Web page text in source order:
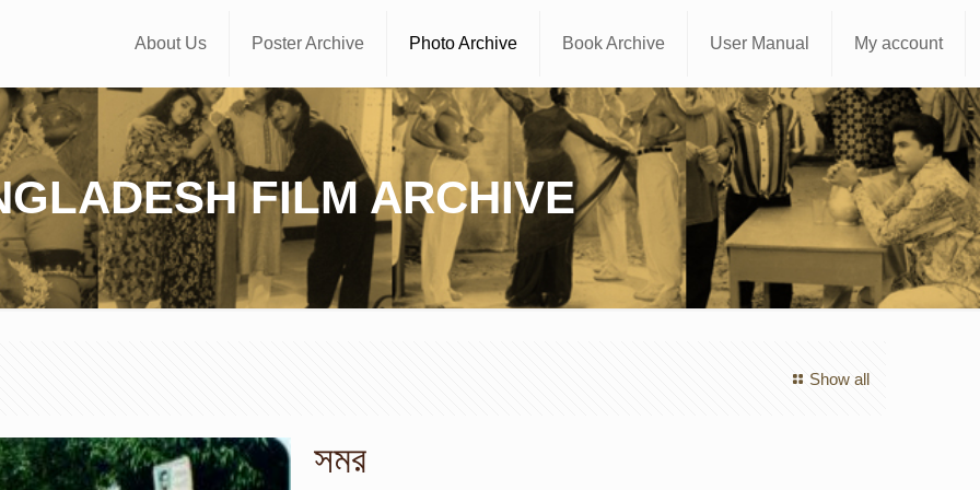
About Us Poster Archive Photo Archive Book Archive User Manual My account
FILM ARCHIVE
Show all
সমর